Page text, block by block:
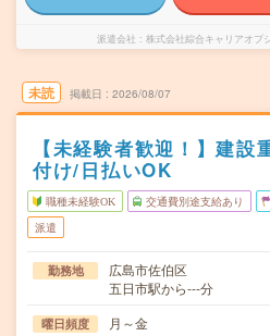
派遣会社 株式会社綜合キャリアオプ
未読 掲載日 2026/08/07
【未経験者歓迎！】建設
付け/日払いOK
職種未経験OK 交通費別途支給あり
派遣
勤務地
広島市佐伯区
五日市駅から---分
曜日頻度 月～金